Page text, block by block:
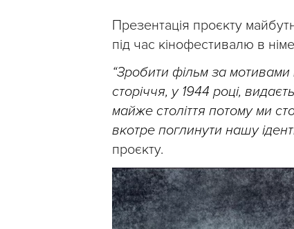
Презентація проєкту
під час кінофестивалю в
“Зробити фільм за
сторіччя, у 1944 році,
майже століття потому ми
вкотре поглинути нашу
проєкту.